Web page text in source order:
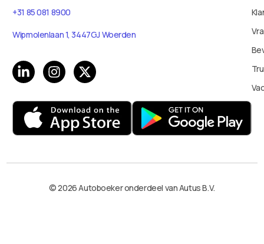
+31 85 081 8900
Wipmolenlaan 1, 3447GJ Woerden
© 2026 Autoboeker onderdeel van Autus B.V.